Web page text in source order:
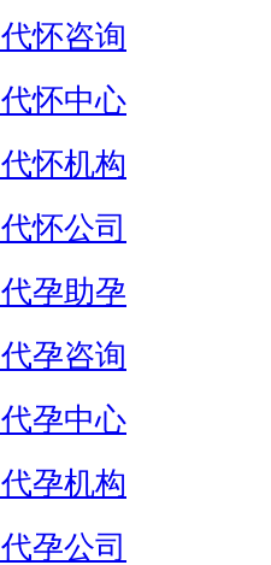
怀咨询
怀中心
怀机构
怀公司
孕助孕
孕咨询
孕中心
孕机构
孕公司